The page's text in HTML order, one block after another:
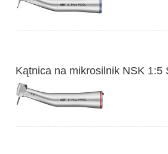
Kątnica na mikrosilnik NSK 1:5